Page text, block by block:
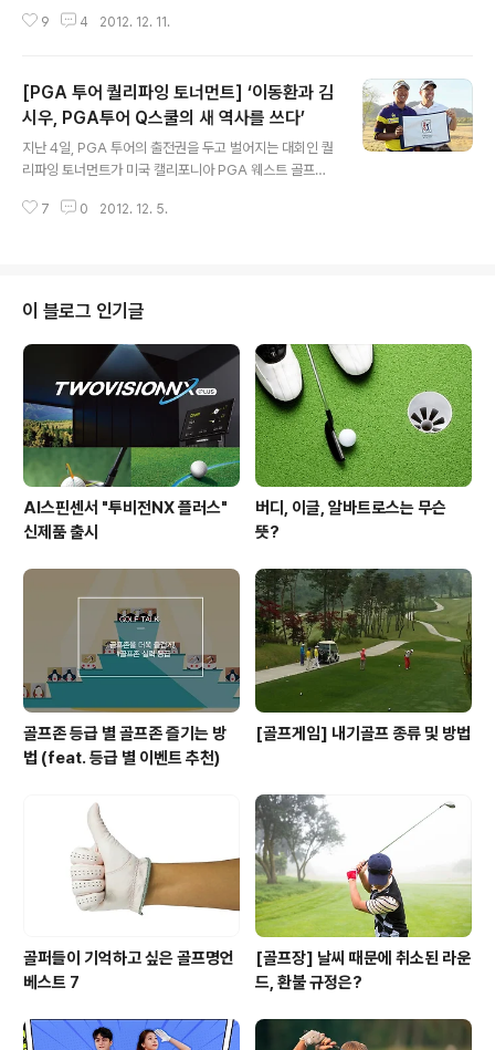
채 시작된 개막전임에도 불구하고 그 열기는 대단했다고
13시즌 KLPGA의 첫 우승컵은 연장접전 끝에 '얼짱골퍼'
최나연 선수에게 돌아갔습니다~! 하지만 최나연 선수가 정
상에 오르기까지의 길은 쉽지 않았는데요, 최종 라운드에
서 줄곧 2타 차 선두를 달리며 우승의 가능성을 높였던 최
였고, 결국 18번 홀에서 테레사 루 선수에게 공동선두를 허
9 4 2012. 12. 11.
[PGA 투어 퀄리파잉 토너먼트] ‘이동환과 김
시우, PGA투어 Q스쿨의 새 역사를 쓰다’
지난 4일, PGA 투어의 출전권을 두고 벌어지는 대회인 퀄
리파잉 토너먼트가 미국 캘리포니아 PGA 웨스트 골프장
인 최초 수석, 최연소 Q스쿨 통과 등 기분 좋은 소식이 들
음으로 PGA투어 Q스쿨 수석 통과의 영예를 안았습니다
~!+_+ 2라운드까지 중위권에 머물렀던 이동환 선수는 3
라운드에서 보기 없이 버디만 7개를 잡아내는 샷 감각을
선보이며 순위를 17위 까지 끌어올렸는데요, 그리고 이어
진 4라운드에서도 버디만 8개를 기록하는 버디 쇼를 펼치
며 단독 선두로 뛰어올랐답니다.^^..
7 0 2012. 12. 5.
이 블로그 인기글
AI스핀센서 "투비전NX 플러스"
신제품 출시
버디, 이글, 알바트로스는 무슨
뜻?
골프존 등급 별 골프존 즐기는 방
법 (feat. 등급 별 이벤트 추천)
[골프게임] 내기골프 종류 및 방법
골퍼들이 기억하고 싶은 골프명언
베스트 7
[골프장] 날씨 때문에 취소된 라운
드, 환불 규정은?